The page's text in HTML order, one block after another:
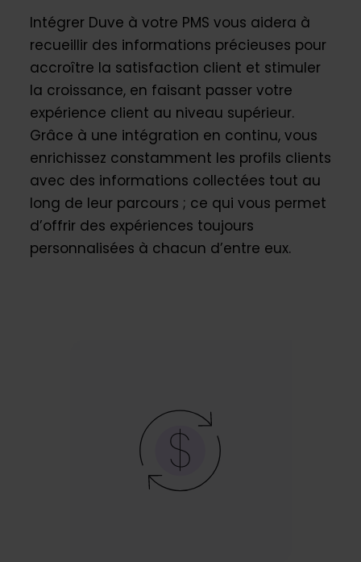
Intégrer Duve à votre PMS vous aidera à
recueillir des informations précieuses pour
accroître la satisfaction client et stimuler
la croissance, en faisant passer votre
expérience client au niveau supérieur.
Grâce à une intégration en continu, vous
enrichissez constamment les profils clients
avec des informations collectées tout au
long de leur parcours ; ce qui vous permet
d’offrir des expériences toujours
personnalisées à chacun d’entre eux.